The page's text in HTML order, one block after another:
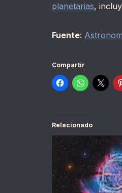
planetarias,
Fuente:
Compartir
Relacionado